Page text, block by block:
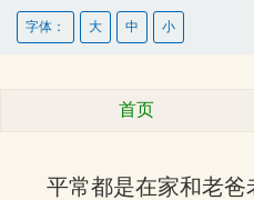
字体： 大 中 小
首页
平常都是在家和老爸